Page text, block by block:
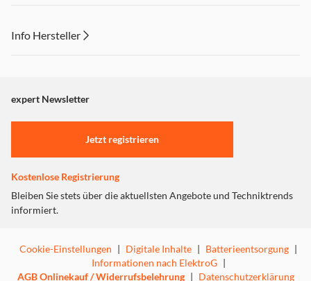
Info Hersteller
"Marketing".
Einstellungen anpassen
expert Newsletter
Jetzt registrieren
Kostenlose Registrierung
Bleiben Sie stets über die aktuellsten Angebote und Techniktrends
informiert.
Cookie-Einstellungen | Digitale Inhalte | Batterieentsorgung |
Informationen nach ElektroG |
AGB Onlinekauf / Widerrufsbelehrung | Datenschutzerklärung